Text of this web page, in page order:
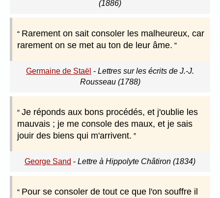
(1886)
Rarement on sait consoler les malheureux, car
rarement on se met au ton de leur âme.
Germaine de Staël - Lettres sur les écrits de J.-J.
Rousseau (1788)
Je réponds aux bons procédés, et j'oublie les
mauvais ; je me console des maux, et je sais
jouir des biens qui m'arrivent.
George Sand - Lettre à Hippolyte Châtiron (1834)
Pour se consoler de tout ce que l'on souffre il